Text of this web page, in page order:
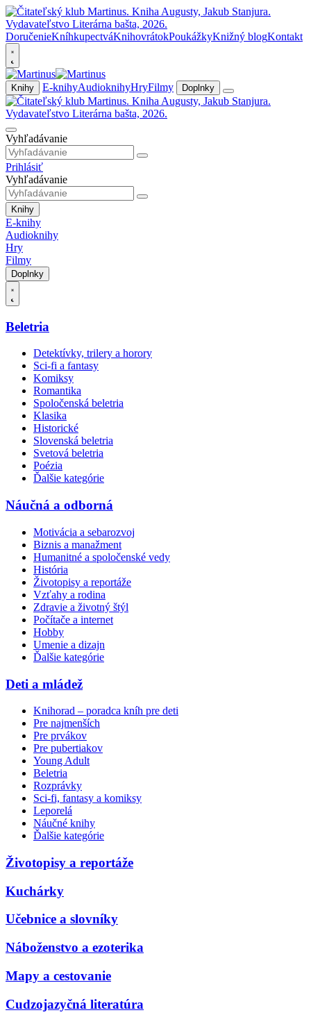
DoručenieKníhkupectváKnihovrátokPoukážkyKnižný blogKontakt
Knihy E-knihyAudioknihyHryFilmy Doplnky
Vyhľadávanie
Prihlásiť
Vyhľadávanie
Knihy
E-knihy
Audioknihy
Hry
Filmy
Doplnky
Beletria
Detektívky, trilery a horory
Sci-fi a fantasy
Komiksy
Romantika
Spoločenská beletria
Klasika
Historické
Slovenská beletria
Svetová beletria
Poézia
Ďalšie kategórie
Náučná a odborná
Motivácia a sebarozvoj
Biznis a manažment
Humanitné a spoločenské vedy
História
Životopisy a reportáže
Vzťahy a rodina
Zdravie a životný štýl
Počítače a internet
Hobby
Umenie a dizajn
Ďalšie kategórie
Deti a mládež
Knihorad – poradca kníh pre deti
Pre najmenších
Pre prvákov
Pre pubertiakov
Young Adult
Beletria
Rozprávky
Sci-fi, fantasy a komiksy
Leporelá
Náučné knihy
Ďalšie kategórie
Životopisy a reportáže
Kuchárky
Učebnice a slovníky
Náboženstvo a ezoterika
Mapy a cestovanie
Cudzojazyčná literatúra